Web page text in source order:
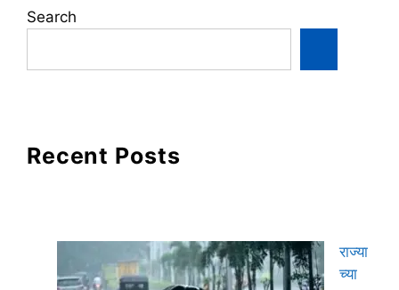
Search
Recent Posts
राज्या
च्या